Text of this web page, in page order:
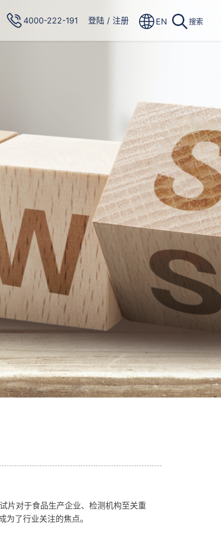
4000-222-191 登陆 / 注册 EN 搜索
片对于食品生产企业、检测机构至关重
了行业关注的焦点。